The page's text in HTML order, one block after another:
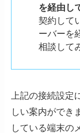
を経由し
契約して
ーバーを
相談して
上記の接続設
しい案内ができ
している端末の